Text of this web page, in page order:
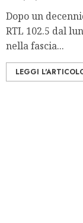
Dopo un
RTL 102.5 dal
nella fascia...
LEGGI